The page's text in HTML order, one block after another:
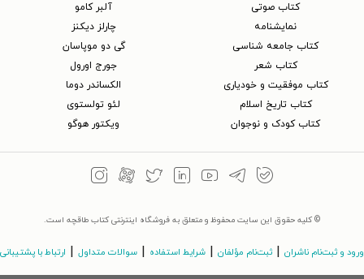
کتاب‌ صوتی
نمایشنامه
کتاب جامعه شناسی
کتاب شعر
کتاب موفقیت و خودیاری
کتاب تاریخ اسلام
کتاب کودک و نوجوان
آلبر کامو
چارلز دیکنز
گی دو موپاسان
جورج اورول
الکساندر دوما
لئو تولستوی
ویکتور هوگو
© کلیه حقوق این سایت محفوظ و متعلق به فروشگاه اینترنتی کتاب طاقچه است.
ورود و ثبت‌نام ناشران | ثبت‌نام مؤلفان | شرایط استفاده | سوالات متداول | ارتباط با پشتیبانی